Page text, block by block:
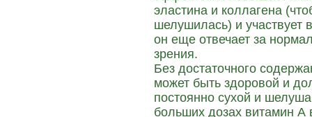
эластина и коллагена
шелушилась) и участвует
он еще отвечает за
зрения.
Без достаточного
может быть здоровой и
постоянно сухой и
больших дозах витамин А